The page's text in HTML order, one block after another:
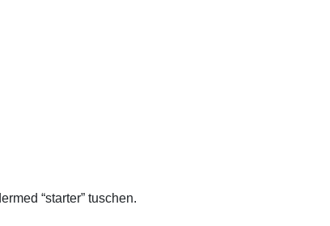
“starter” tuschen.